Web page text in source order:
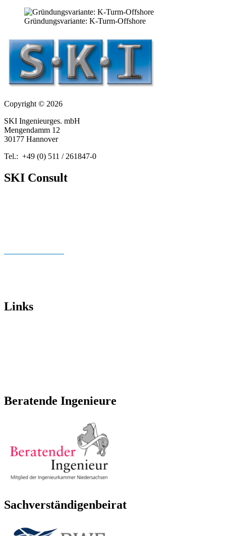
Gründungsvariante: K-Turm-Offshore
Copyright © 2026
SKI Ingenieurges. mbH
Mengendamm 12
30177 Hannover
Tel.: +49 (0) 511 / 261847-0
SKI Consult
Links
Beratende Ingenieure
Sachverständigenbeirat